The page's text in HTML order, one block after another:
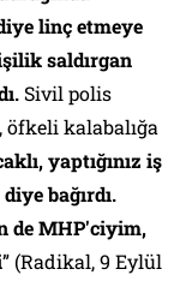
linç etmeye
saldırgan
Sivil polis
kalabalığa
yaptığınız iş
bağırdı.
de MHP'ciyim,
” (Radikal, 9 Eylül